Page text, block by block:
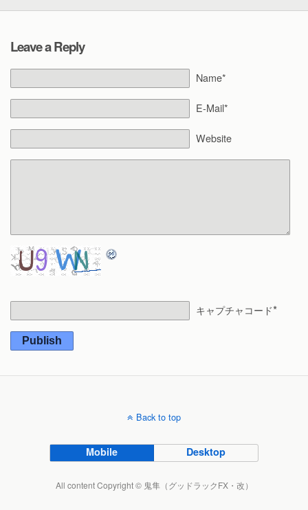
Leave a Reply
Name*
E-Mail*
Website
キャプチャコード*
Publish
Back to top
Mobile Desktop
All content Copyright © 鬼隼（グッドラックFX・改）